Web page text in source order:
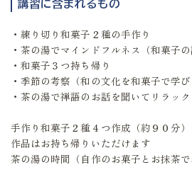
講習に含まれるもの
・練り切り和菓子２種の手作り
・茶の湯でマインドフルネス（和菓子の
・和菓子３つ持ち帰り
・季節の考察（和の文化を和菓子で学び
・茶の湯で禅語のお話を聞いてリラック
手作り和菓子２種４つ作成（約９０分）
作品はお持ち帰りいただけます
茶の湯の時間（自作のお菓子とお抹茶で